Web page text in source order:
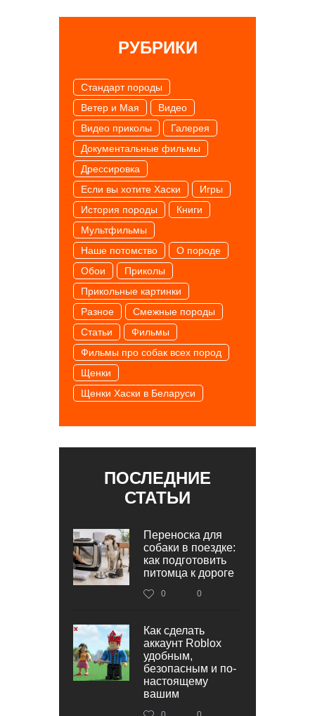
РУБРИКИ
Cтандарт породы
Ветер и Мая
Видео
Видео приколы
Галерея
Документальные фильмы
Дрессировка
Если вы хотите Хаски
Игры
История породы
Книги
Мультфильмы
Наше потомство
О породе
Обои
Приколы
Прикольные картинки
Разное
Смежные породы
Статьи
Фильмы
Фильмы про собак всех пород
Щенки
Щенки Хаски в Беларуси
ПОСЛЕДНИЕ
СТАТЬИ
Переноска для
собаки в поездке:
как подготовить
питомца к дороге
0 0
Как сделать
аккаунт Roblox
удобным,
безопасным и по-
настоящему
вашим